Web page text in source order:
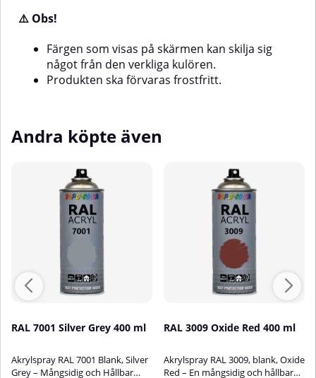
⚠️ Obs!
Färgen som visas på skärmen kan skilja sig
något från den verkliga kulören.
Produkten ska förvaras frostfritt.
Andra köpte även
RAL 7001 Silver Grey 400 ml
Akrylspray RAL 7001 Blank, Silver
Grey – Mångsidig och Hållbar
RAL 3009 Oxide Red 400 ml
Akrylspray RAL 3009, blank, Oxide
Red – En mångsidig och hållbar